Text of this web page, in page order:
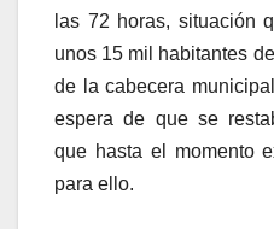
las 72 horas, situación
unos 15 mil habitantes
de la cabecera
espera de que se
que hasta el momento
para ello.